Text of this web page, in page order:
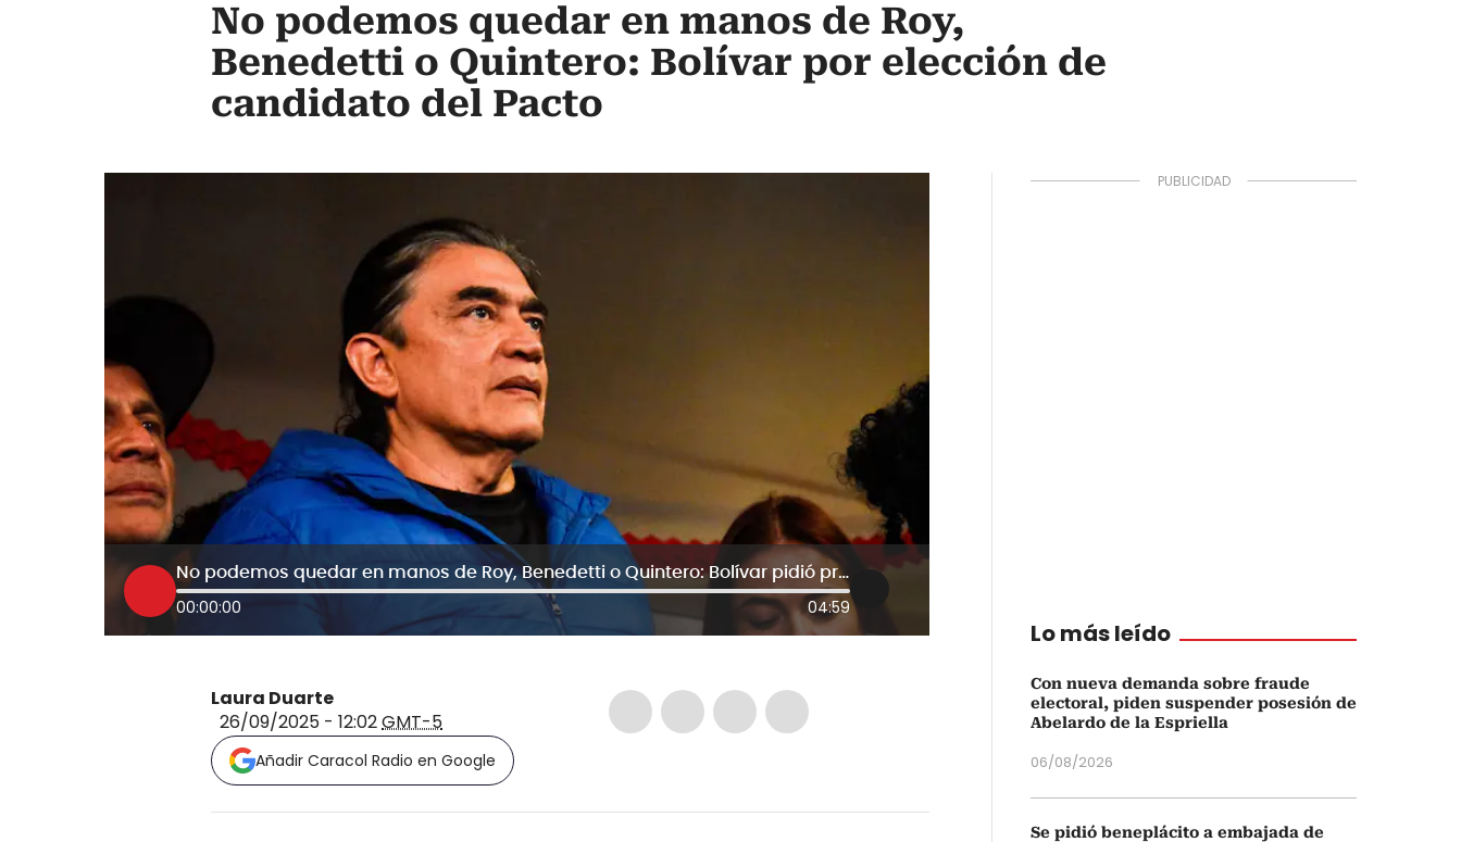
No podemos quedar en manos de Roy,
Benedetti o Quintero: Bolívar por elección de
candidato del Pacto
No podemos quedar en manos de Roy, Benedetti o Quintero: Bolívar pidió prudencia para elección de candidato del Pacto
00:00:00 04:59
Laura Duarte
26/09/2025 - 12:02GMT-5
Añadir Caracol Radio en Google
Lo más leído
Con nueva demanda sobre fraude
electoral, piden suspender posesión de
Abelardo de la Espriella
06/08/2026
Se pidió beneplácito a embajada de